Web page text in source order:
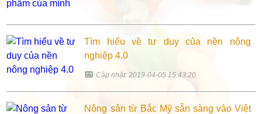
Tìm hiểu về tư duy của nền nông
nghiệp 4.0
📅Cập nhật: 2019-04-05 15:43:20
Nông sản từ Bắc Mỹ sẵn sàng vào Việt